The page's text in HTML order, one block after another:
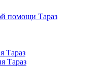
помощи Тараз
Тараз
Тараз